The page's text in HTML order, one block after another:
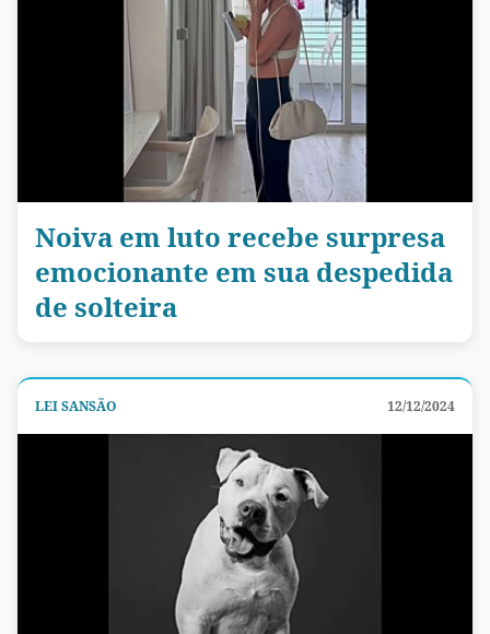
Noiva em luto recebe surpresa
emocionante em sua despedida
de solteira
LEI SANSÃO 12/12/2024